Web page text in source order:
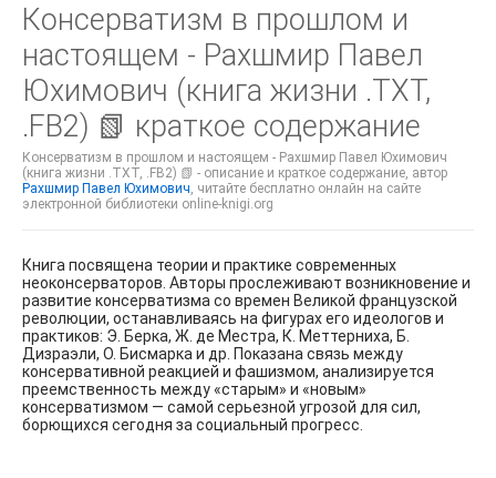
Консерватизм в прошлом и
настоящем - Рахшмир Павел
Юхимович (книга жизни .TXT,
.FB2) 📗 краткое содержание
Консерватизм в прошлом и настоящем - Рахшмир Павел Юхимович
(книга жизни .TXT, .FB2) 📗 - описание и краткое содержание, автор
Рахшмир Павел Юхимович, читайте бесплатно онлайн на сайте
электронной библиотеки online-knigi.org
Книга посвящена теории и практике современных
неоконсерваторов. Авторы прослеживают возникновение и
развитие консерватизма со времен Великой французской
революции, останавливаясь на фигурах его идеологов и
практиков: Э. Берка, Ж. де Местра, К. Меттерниха, Б.
Дизраэли, О. Бисмарка и др. Показана связь между
консервативной реакцией и фашизмом, анализируется
преемственность между «старым» и «новым»
консерватизмом — самой серьезной угрозой для сил,
борющихся сегодня за социальный прогресс.